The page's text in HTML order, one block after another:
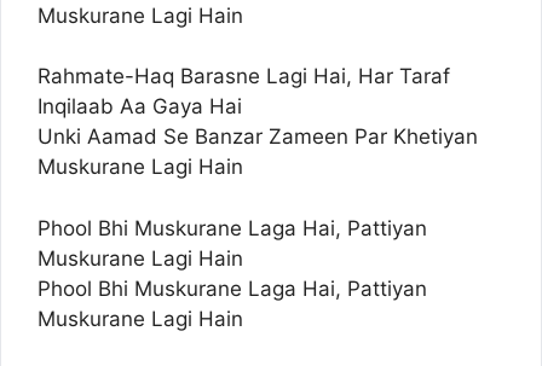
Muskurane Lagi Hain
Rahmate-Haq Barasne Lagi Hai, Har Taraf
Inqilaab Aa Gaya Hai
Unki Aamad Se Banzar Zameen Par Khetiyan
Muskurane Lagi Hain
Phool Bhi Muskurane Laga Hai, Pattiyan
Muskurane Lagi Hain
Phool Bhi Muskurane Laga Hai, Pattiyan
Muskurane Lagi Hain